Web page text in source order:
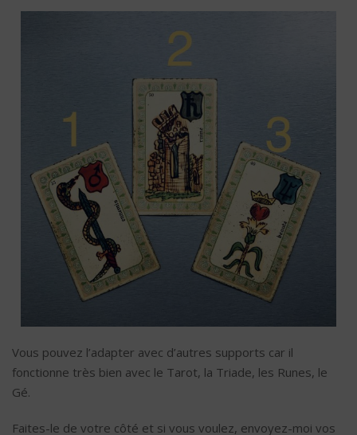
Vous pouvez l’adapter avec d’autres supports car il
fonctionne très bien avec le Tarot, la Triade, les Runes, le
Gé.
Faites-le de votre côté et si vous voulez, envoyez-moi vos